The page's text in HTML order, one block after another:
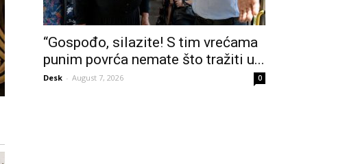
“Gospođo, silazite! S tim vrećama
punim povrća nemate što tražiti u...
Desk - August 7, 2026 0